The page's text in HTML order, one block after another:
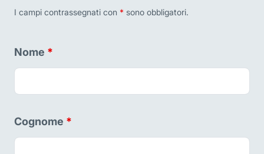
I campi contrassegnati con * sono obbligatori.
Nome *
Cognome *